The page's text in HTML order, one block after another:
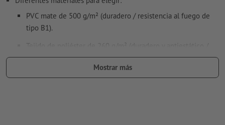
PVC mate de 500 g/m² (duradero / resistencia al fuego de
tipo B1).
Tejido de poliéster de 260 g/m² (duradero y antiestático /
resistencia al fuego de tipo B1)
Lámina de poliéster de 175 µm mate (gran nitidez / opaco).
Mostrar más